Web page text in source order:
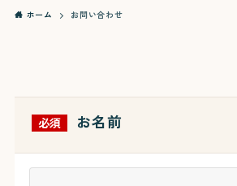
ホーム お問い合わせ
必須 お名前